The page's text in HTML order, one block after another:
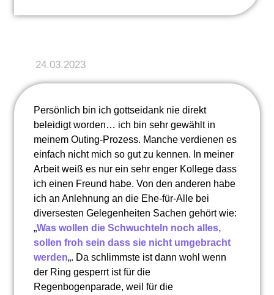
24.03.2023
Persönlich bin ich gottseidank nie direkt
beleidigt worden… ich bin sehr gewählt in
meinem Outing-Prozess. Manche verdienen es
einfach nicht mich so gut zu kennen. In meiner
Arbeit weiß es nur ein sehr enger Kollege dass
ich einen Freund habe. Von den anderen habe
ich an Anlehnung an die Ehe-für-Alle bei
diversesten Gelegenheiten Sachen gehört wie:
„Was wollen die Schwuchteln noch alles,
sollen froh sein dass sie nicht umgebracht
werden„. Da schlimmste ist dann wohl wenn
der Ring gesperrt ist für die
Regenbogenparade, weil für die